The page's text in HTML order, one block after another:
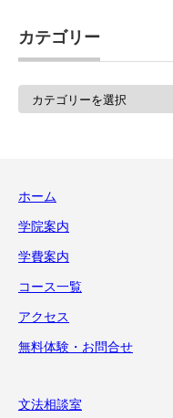
カテゴリー
ホーム
学院案内
学費案内
コース一覧
アクセス
無料体験・お問合せ
文法相談室